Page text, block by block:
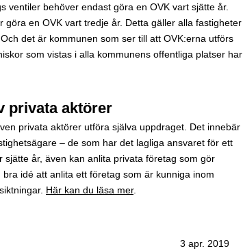
ventiler behöver endast göra en OVK vart sjätte år.
göra en OVK vart tredje år. Detta gäller alla fastigheter
det är kommunen som ser till att OVK:erna utförs
som vistas i alla kommunens offentliga platser har
privata aktörer
privata aktörer utföra själva uppdraget. Det innebär
– de som har det lagliga ansvaret för ett
år, även kan anlita privata företag som gör
idé att anlita ett företag som är kunniga inom
Här kan du läsa mer.
3 apr. 2019